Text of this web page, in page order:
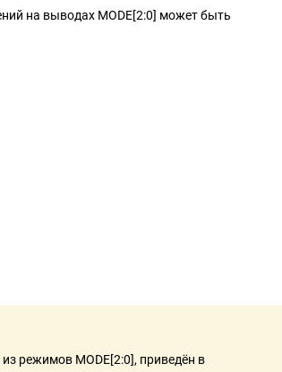
на выводах MODE[2:0] может быть
режимов MODE[2:0], приведён в